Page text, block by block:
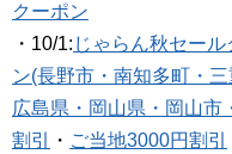
クーポン
・10/1: じゃらん秋セール
ン(長野市・南知多町・
広島県・岡山県・岡山市
割引
・ ご当地3000円割引